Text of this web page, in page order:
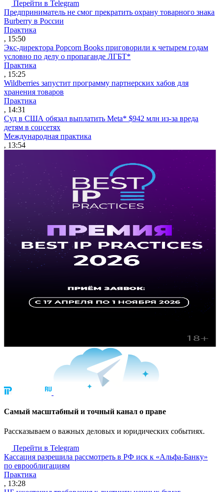
Перейти в Telegram
Предприниматель не смог прекратить охрану товарного знака
Burberry в России
Практика
, 15:50
Экс-директора Popcorn Books приговорили к четырем годам
условно по делу о пропаганде ЛГБТ*
Практика
, 15:25
Wildberries запустит программу партнерских хабов для
хранения товаров
Практика
, 14:31
Суд в США обязал выплатить Meta* $942 млн из-за вреда
детям в соцсетях
Международная практика
, 13:54
Cамый масштабный и точный канал о праве
Рассказываем о важных деловых и юридических событиях.
Перейти в Telegram
Кассация разрешила рассмотреть в РФ иск к «Альфа-Банку»
по еврооблигациям
Практика
, 13:28